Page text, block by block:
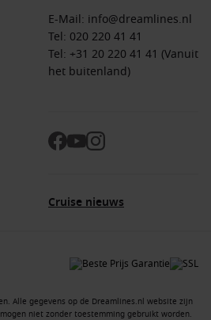
E-Mail: info@dreamlines.nl
Tel: 020 220 41 41
Tel: +31 20 220 41 41 (Vanuit
het buitenland)
Cruise nieuws
Alle gegevens op de Dreamlines.nl website zijn
niet zonder toestemming gebruikt worden.